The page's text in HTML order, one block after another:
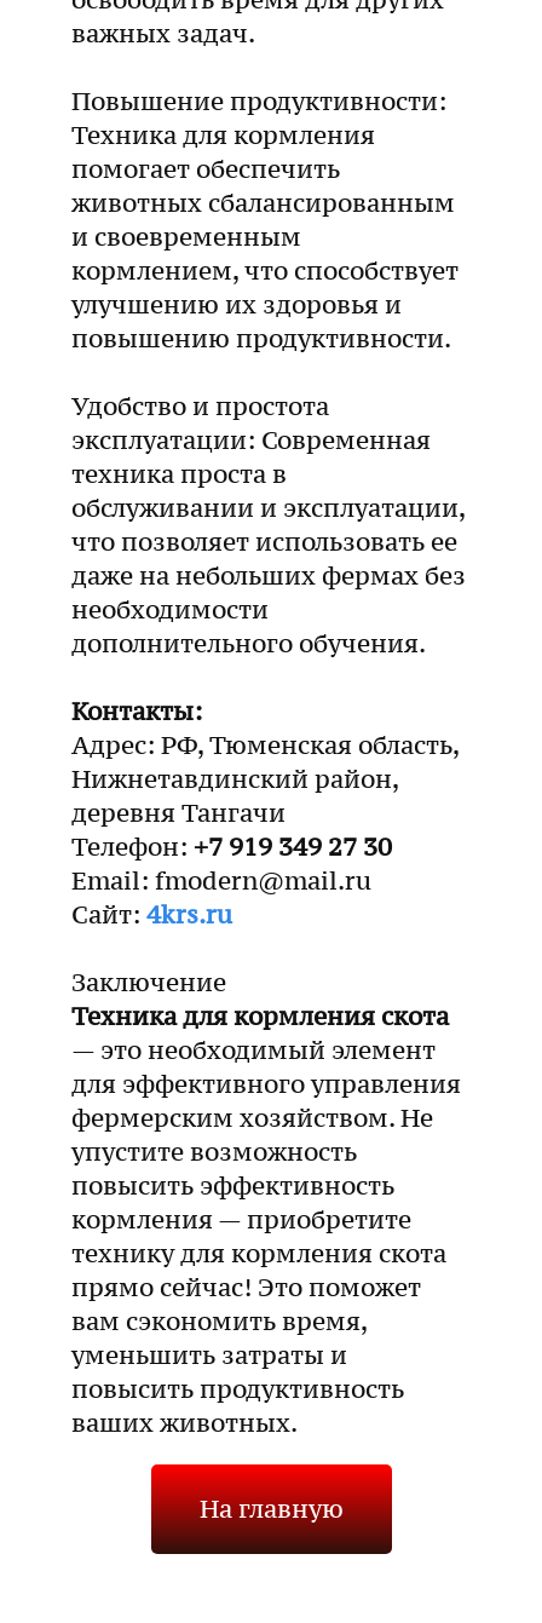
важных задач.
Повышение продуктивности:
Техника для кормления
помогает обеспечить
животных сбалансированным
и своевременным
кормлением, что способствует
улучшению их здоровья и
повышению продуктивности.
Удобство и простота
эксплуатации: Современная
техника проста в
обслуживании и эксплуатации,
что позволяет использовать ее
даже на небольших фермах без
необходимости
дополнительного обучения.
Контакты:
Адрес: РФ, Тюменская область,
Нижнетавдинский район,
деревня Тангачи
Телефон: +7 919 349 27 30
Email: fmodern@mail.ru
Сайт: 4krs.ru
Заключение
Техника для кормления скота
— это необходимый элемент
для эффективного управления
фермерским хозяйством. Не
упустите возможность
повысить эффективность
кормления — приобретите
технику для кормления скота
прямо сейчас! Это поможет
вам сэкономить время,
уменьшить затраты и
повысить продуктивность
ваших животных.
На главную